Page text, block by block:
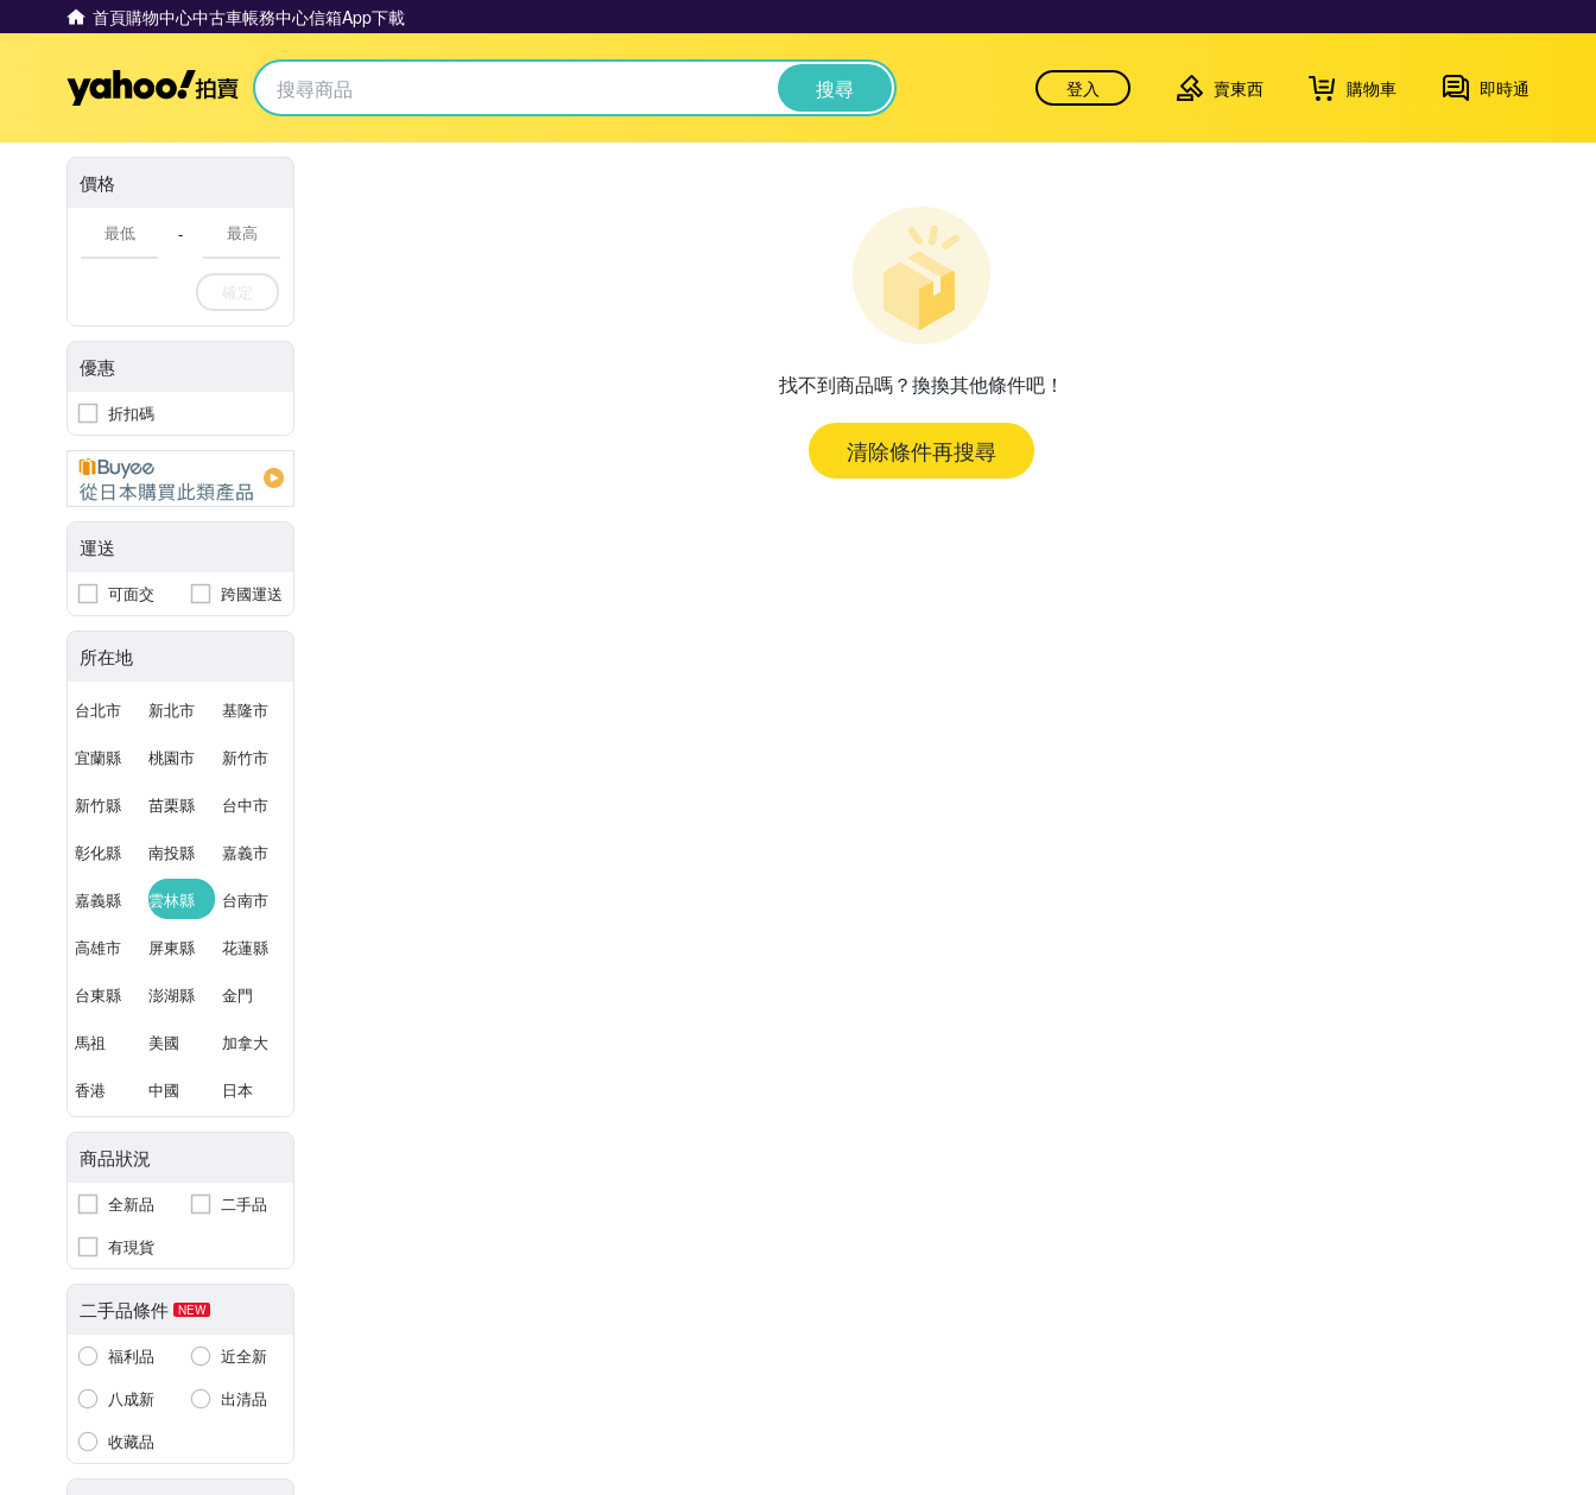
首頁購物中心中古車帳務中心信箱App下載
Yahoo拍賣 搜尋 登入 賣東西 購物車 即時通
價格
-
確定
優惠
折扣碼
運送
可面交 跨國運送
所在地
台北市 新北市 基隆市
宜蘭縣 桃園市 新竹市
新竹縣 苗栗縣 台中市
彰化縣 南投縣 嘉義市
嘉義縣 雲林縣 台南市
高雄市 屏東縣 花蓮縣
台東縣 澎湖縣 金門
馬祖 美國 加拿大
香港 中國 日本
商品狀況
全新品
二手品
有現貨
二手品條件 NEW
福利品
近全新
八成新
出清品
收藏品
找不到商品嗎？換換其他條件吧！
清除條件再搜尋